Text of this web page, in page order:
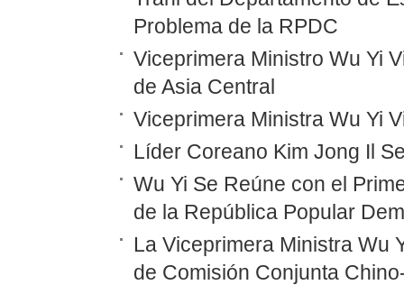
Problema de la RPDC
Viceprimera Ministro Wu Yi
de Asia Central
Viceprimera Ministra Wu Yi
Líder Coreano Kim Jong Il
Wu Yi Se Reúne con el
de la República Popular
La Viceprimera Ministra Wu
de Comisión Conjunta